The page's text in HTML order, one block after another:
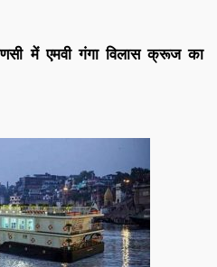
में एमवी गंगा विलास क्रूज का